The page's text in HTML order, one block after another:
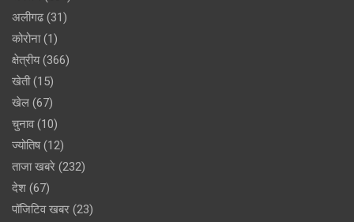
अलीगढ(31)
कोरोना(1)
क्षेत्रीय(366)
खेती(15)
खेल (67)
चुनाव(10)
ज्योतिष(12)
ताजा खबरे (232)
देश (67)
पॉजिटिव खबर (23)